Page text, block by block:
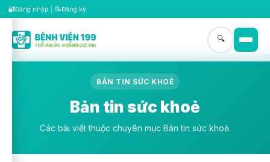
🔐Đăng nhập 📝Đăng ký
🔍
BẢN TIN SỨC KHOẺ
Bản tin sức khoẻ
Các bài viết thuộc chuyên mục Bản tin sức khoẻ.